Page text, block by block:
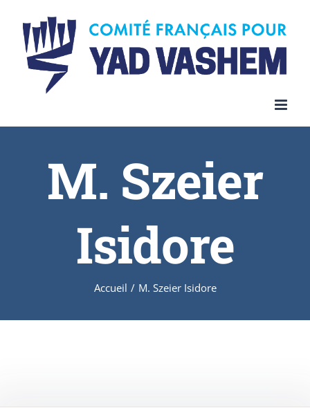
content
M. Szeier
Isidore
Accueil / M. Szeier Isidore